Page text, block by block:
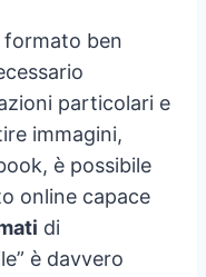
formato ben
particolari e
immagini,
è possibile
online capace
di
è davvero